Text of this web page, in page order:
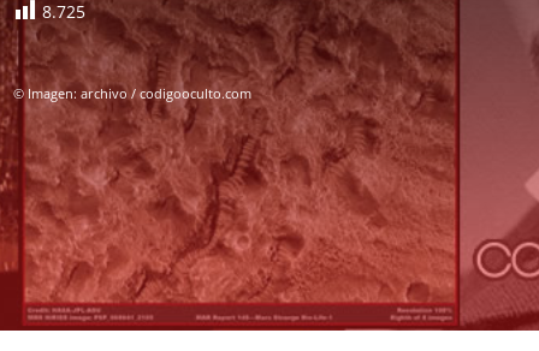
8.725
© Imagen: archivo / codigooculto.com